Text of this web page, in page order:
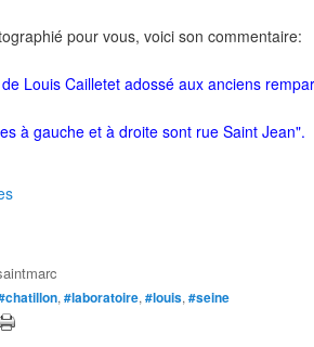
pour vous, voici son commentaire:
Louis Cailletet adossé aux anciens
à gauche et à droite sont rue Saint Jean".
, #laboratoire, #louis, #seine